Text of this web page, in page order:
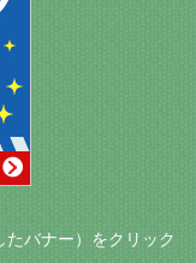
バナー）をクリック